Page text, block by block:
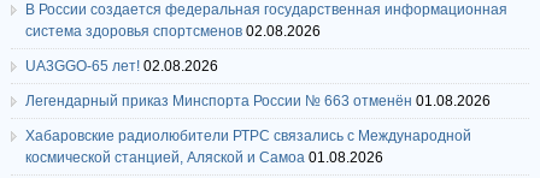
В России создается федеральная государственная информационная
система здоровья спортсменов 02.08.2026
UA3GGO-65 лет! 02.08.2026
Легендарный приказ Минспорта России № 663 отменён 01.08.2026
Хабаровские радиолюбители РТРС связались с Международной
космической станцией, Аляской и Самоа 01.08.2026